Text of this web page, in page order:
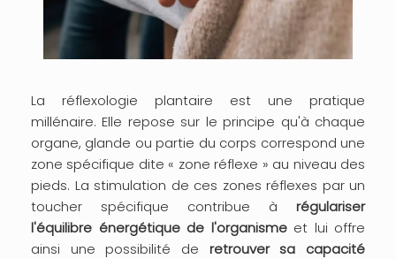
La réflexologie plantaire est une pratique
millénaire. Elle repose sur le principe qu'à chaque
organe, glande ou partie du corps correspond une
zone spécifique dite « zone réflexe » au niveau des
pieds. La stimulation de ces zones réflexes par un
toucher spécifique contribue à régulariser
l'équilibre énergétique de l'organisme et lui offre
ainsi une possibilité de retrouver sa capacité